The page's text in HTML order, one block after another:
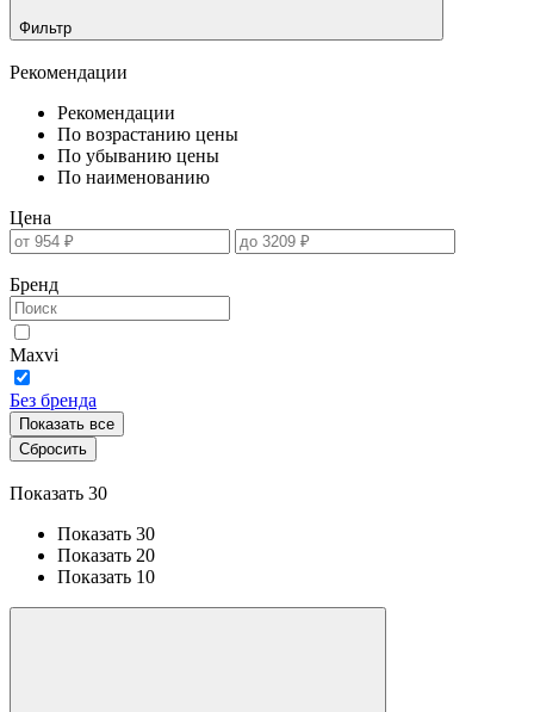
Фильтр
Рекомендации
Рекомендации
По возрастанию цены
По убыванию цены
По наименованию
Цена
Бренд
Maxvi
Без бренда
Показать все
Сбросить
Показать 30
Показать 30
Показать 20
Показать 10